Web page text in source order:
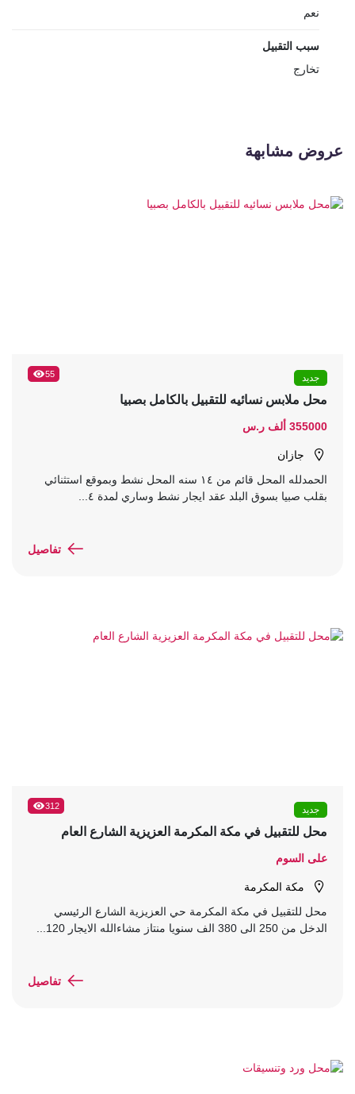
نعم
سبب التقبيل
تخارج
عروض مشابهة
55 جديد
محل ملابس نسائيه للتقبيل بالكامل بصبيا
355000 ألف ر.س
جازان
الحمدلله المحل قائم من ١٤ سنه المحل نشط وبموقع استثنائي
بقلب صبيا بسوق البلد عقد ايجار نشط وساري لمدة ٤...
تفاصيل
312 جديد
محل للتقبيل في مكة المكرمة العزيزية الشارع العام
على السوم
مكة المكرمة
محل للتقبيل في مكة المكرمة حي العزيزية الشارع الرئيسي
الدخل من 250 الى 380 الف سنويا منتاز مشاءالله الايجار 120...
تفاصيل